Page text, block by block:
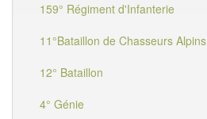
159° Régiment d'Infanterie
11°Bataillon de Chasseurs Alpins
12° Bataillon
4° Génie